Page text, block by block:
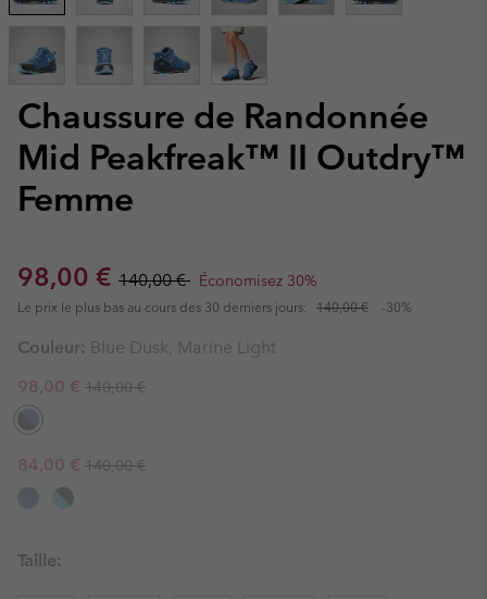
Chaussure de Randonnée
Mid Peakfreak™ II Outdry™
Femme
Sale price:
98,00 € Regular price:
140,00 € Économisez 30%
Le prix le plus bas au cours des 30 derniers jours: 140,00 € -30%
Couleur: Blue Dusk, Marine Light
Sale price:
98,00 € Regular price:
140,00 €
Sale price:
84,00 € Regular price:
140,00 €
Taille: